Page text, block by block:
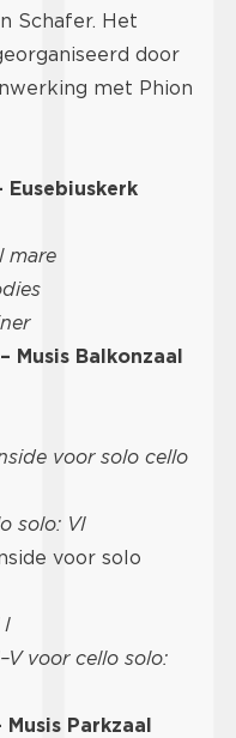
Schafer. Het
door
met Phion
Eusebiuskerk
mare
Musis Balkonzaal
voor solo cello
solo: VI
voor solo
I
voor cello solo:
Musis Parkzaal